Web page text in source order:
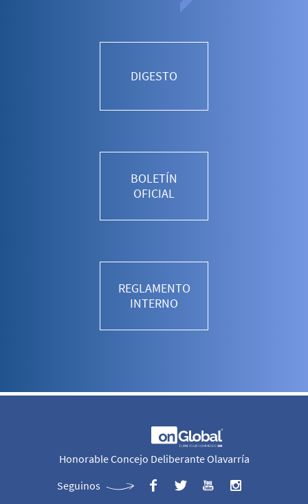
DIGESTO
BOLETÍN
OFICIAL
REGLAMENTO
INTERNO
Honorable Concejo Deliberante Olavarría
Seguinos